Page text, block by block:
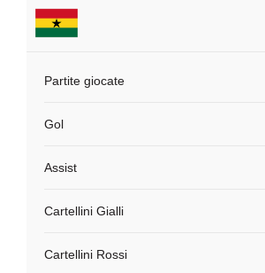
Partite giocate
Gol
Assist
Cartellini Gialli
Cartellini Rossi